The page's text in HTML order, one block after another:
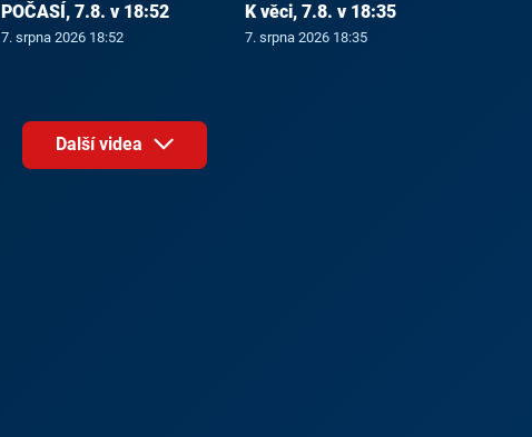
POČASÍ, 7.8. v 18:52
7. srpna 2026 18:52
K věci, 7.8. v 18:35
7. srpna 2026 18:35
Další videa